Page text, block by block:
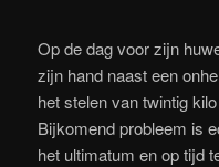
Op de dag voor zijn
zijn hand naast een
het stelen van twintig
Bijkomend probleem is
het ultimatum en op tijd